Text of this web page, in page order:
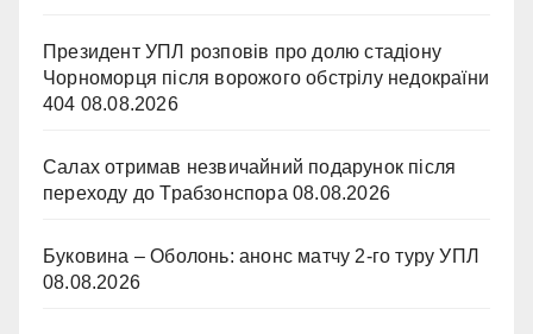
Президент УПЛ розповів про долю стадіону
Чорноморця після ворожого обстрілу недокраїни
404 08.08.2026
Салах отримав незвичайний подарунок після
переходу до Трабзонспора 08.08.2026
Буковина – Оболонь: анонс матчу 2-го туру УПЛ
08.08.2026